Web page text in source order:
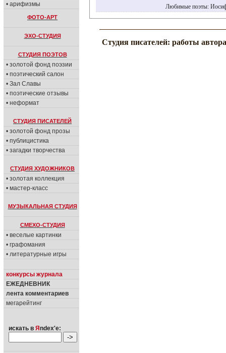
• арифизмы
ФОТО-АРТ
ЭХО-СТУДИЯ
СТУДИЯ ПОЭТОВ
• золотой фонд поэзии
• поэтический салон
• Зал Славы
• поэтические отзывы
• неформат
СТУДИЯ ПИСАТЕЛЕЙ
• золотой фонд прозы
• публицистика
• загадки творчества
СТУДИЯ ХУДОЖНИКОВ
• золотая коллекция
• мастер-класс
МУЗЫКАЛЬНАЯ СТУДИЯ
СМЕХО-СТУДИЯ
• веселые картинки
• графомания
• литературные игры
конкурсы журнала
ЕЖЕДНЕВНИК
лента комментариев
мегарейтинг
искать в Я ndex'е:
Любимые поэты:
Студия писателей: работы автора